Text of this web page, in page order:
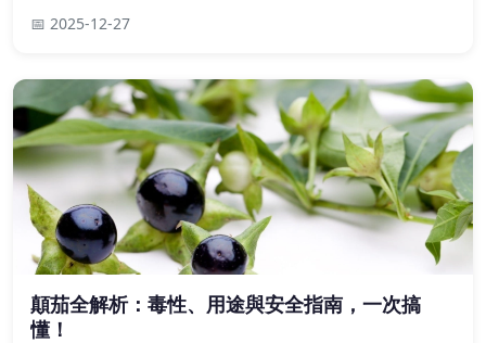
📅 2025-12-27
顛茄全解析：毒性、用途與安全指南，一次搞
懂！